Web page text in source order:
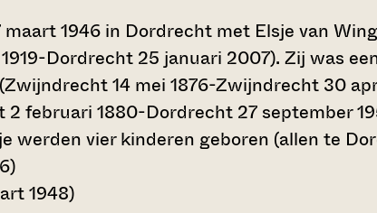
1946 in Dordrecht met Elsje van
Dordrecht 25 januari 2007). Zij was
14 mei 1876-Zwijndrecht 30
februari 1880-Dordrecht 27 september
werden vier kinderen geboren (allen te
1948)